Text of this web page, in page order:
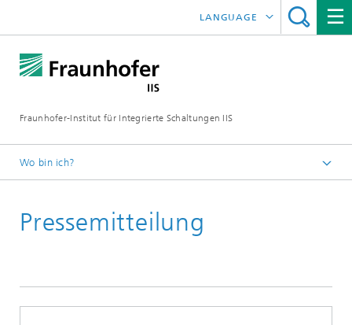
Fraunhofer-Institut für Integrierte Schaltungen IIS
LANGUAGE
中文
Wo bin ich?
News / Presse
Pressemitteilung